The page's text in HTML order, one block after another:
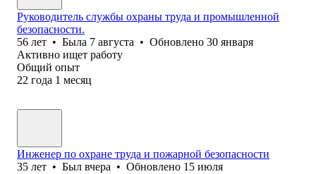
Руководитель службы охраны труда и промышленной
безопасности.
56 лет • Была 7 августа • Обновлено 30 января
Активно ищет работу
Общий опыт
22 года 1 месяц
Инженер по охране труда и пожарной безопасности
35 лет • Был вчера • Обновлено 15 июля